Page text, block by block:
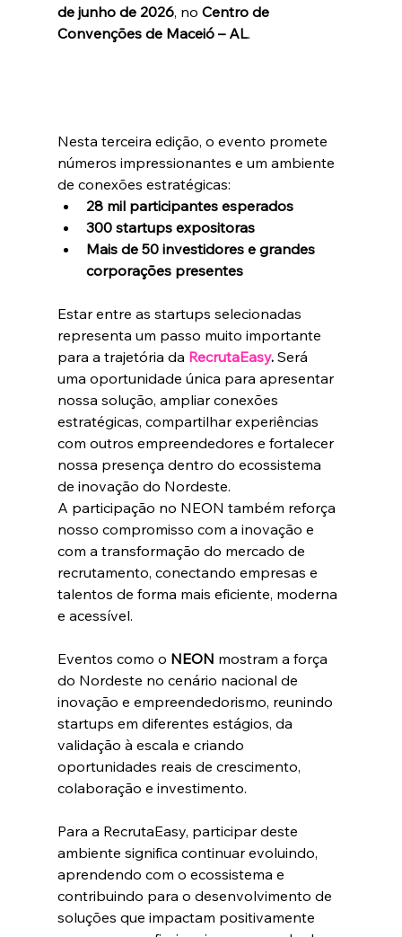
de junho de 2026, no Centro de
Convenções de Maceió – AL.
Nesta terceira edição, o evento promete
números impressionantes e um ambiente
de conexões estratégicas:
28 mil participantes esperados
300 startups expositoras
Mais de 50 investidores e grandes
corporações presentes
Estar entre as startups selecionadas
representa um passo muito importante
para a trajetória da RecrutaEasy. Será
uma oportunidade única para apresentar
nossa solução, ampliar conexões
estratégicas, compartilhar experiências
com outros empreendedores e fortalecer
nossa presença dentro do ecossistema
de inovação do Nordeste.
A participação no NEON também reforça
nosso compromisso com a inovação e
com a transformação do mercado de
recrutamento, conectando empresas e
talentos de forma mais eficiente, moderna
e acessível.
Eventos como o NEON mostram a força
do Nordeste no cenário nacional de
inovação e empreendedorismo, reunindo
startups em diferentes estágios, da
validação à escala e criando
oportunidades reais de crescimento,
colaboração e investimento.
Para a RecrutaEasy, participar deste
ambiente significa continuar evoluindo,
aprendendo com o ecossistema e
contribuindo para o desenvolvimento de
soluções que impactam positivamente